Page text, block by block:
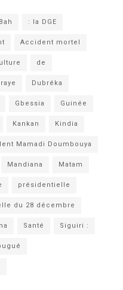
: la DGE
Accident mortel
de
Dubréka
Gbessia Guinée
Kankan Kindia
Mamadi Doumbouya
Mandiana Matam
présidentielle
du 28 décembre
Santé Siguiri :